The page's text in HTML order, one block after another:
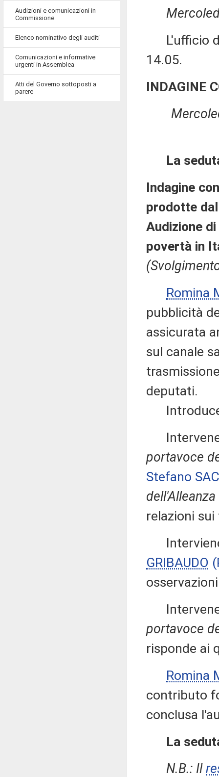
Audizioni e comunicazioni in
Commissione
Elenco nominativo degli auditi
Comunicazioni e informative
urgenti in Assemblea
Atti del Governo sottoposti a
parere
L'ufficio di
14.05.
INDAGINE
La
Indagine
prodotte
Audizione
povertà in
Romina
pubblicità
assicurata
sul canale
deputati.
portavoce
Stefano
relazioni
GRIBAUDO
portavoce
risponde ai
Romina
contributo
conclusa
La
N.B.: Il